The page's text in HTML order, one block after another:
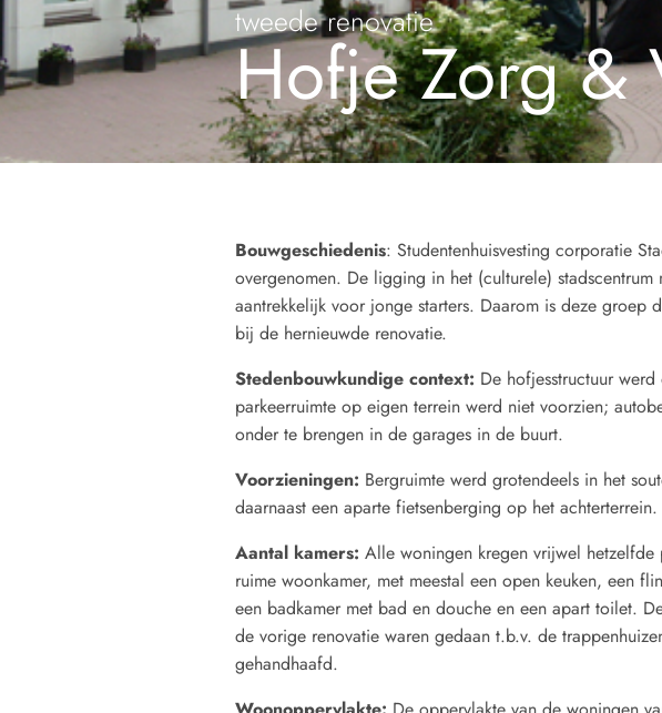
tweede renovatie
Hofje Zorg &
Bouwgeschiedenis: Studentenhuisvesting corporatie
overgenomen. De ligging in het (culturele) stadscentrum
aantrekkelijk voor jonge starters. Daarom is deze groep
bij de hernieuwde renovatie.
Stedenbouwkundige context: De hofjesstructuur
parkeerruimte op eigen terrein werd niet voorzien;
onder te brengen in de garages in de buurt.
Voorzieningen: Bergruimte werd grotendeels in het
daarnaast een aparte fietsenberging op het achterterrein.
Aantal kamers: Alle woningen kregen vrijwel hetzelfde
ruime woonkamer, met meestal een open keuken, een
een badkamer met bad en douche en een apart toilet.
de vorige renovatie waren gedaan t.b.v. de
gehandhaafd.